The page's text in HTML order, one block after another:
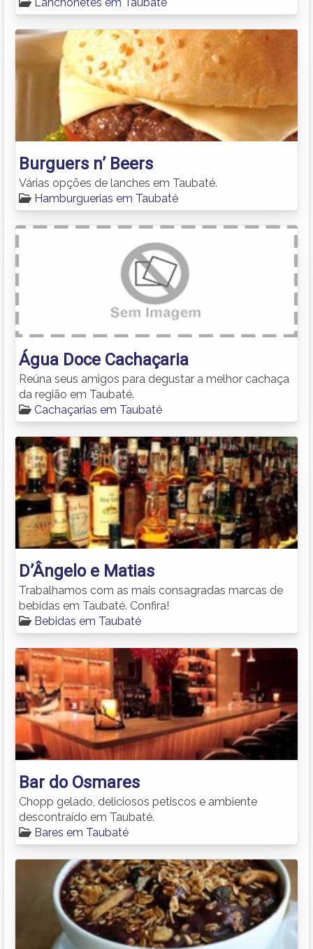
Burguers n’ Beers
Várias opções de lanches em Taubaté.
Hamburguerias em Taubaté
Água Doce Cachaçaria
Reúna seus amigos para degustar a melhor cachaça
da região em Taubaté.
Cachaçarias em Taubaté
D’Ângelo e Matias
Trabalhamos com as mais consagradas marcas de
bebidas em Taubaté. Confira!
Bebidas em Taubaté
Bar do Osmares
Chopp gelado, deliciosos petiscos e ambiente
descontraído em Taubaté.
Bares em Taubaté